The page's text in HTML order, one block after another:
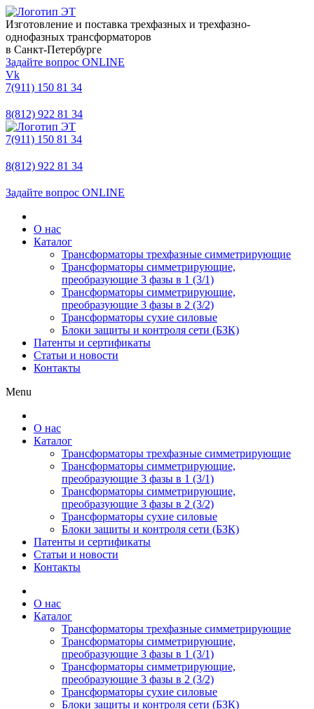
Изготовление и поставка трехфазных и трехфазно-
однофазных трансформаторов
в Санкт-Петербурге
Задайте вопрос ONLINE
Vk
7(911) 150 81 34
8(812) 922 81 34
7(911) 150 81 34
8(812) 922 81 34
Задайте вопрос ONLINE
О нас
Каталог
Трансформаторы трехфазные симметрирующие
Трансформаторы симметрирующие,
преобразующие 3 фазы в 1 (3/1)
Трансформаторы симметрирующие,
преобразующие 3 фазы в 2 (3/2)
Трансформаторы сухие силовые
Блоки защиты и контроля сети (БЗК)
Патенты и сертификаты
Статьи и новости
Контакты
Menu
О нас
Каталог
Трансформаторы трехфазные симметрирующие
Трансформаторы симметрирующие,
преобразующие 3 фазы в 1 (3/1)
Трансформаторы симметрирующие,
преобразующие 3 фазы в 2 (3/2)
Трансформаторы сухие силовые
Блоки защиты и контроля сети (БЗК)
Патенты и сертификаты
Статьи и новости
Контакты
О нас
Каталог
Трансформаторы трехфазные симметрирующие
Трансформаторы симметрирующие,
преобразующие 3 фазы в 1 (3/1)
Трансформаторы симметрирующие,
преобразующие 3 фазы в 2 (3/2)
Трансформаторы сухие силовые
Блоки защиты и контроля сети (БЗК)